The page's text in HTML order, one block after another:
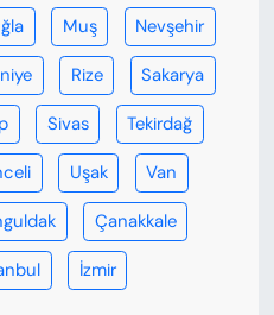
Muş Nevşehir
Rize Sakarya
Sivas Tekirdağ
Uşak Van
Çanakkale
İzmir